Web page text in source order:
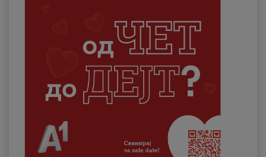
Деловни
Поддршка
Надополни кредит